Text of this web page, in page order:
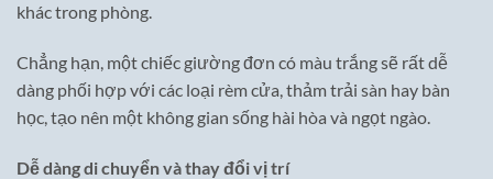
khác trong phòng.
Chẳng hạn, một chiếc giường đơn có màu trắng sẽ rất dễ
dàng phối hợp với các loại rèm cửa, thảm trải sàn hay bàn
học, tạo nên một không gian sống hài hòa và ngọt ngào.
Dễ dàng di chuyển và thay đổi vị trí